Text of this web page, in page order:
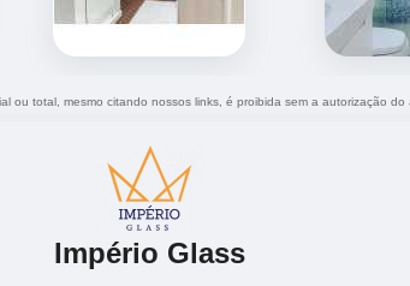
ou total, mesmo citando nossos links, é proibida sem a autorização
Império Glass